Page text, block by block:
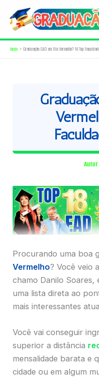
para
conteúdo
Início Graduação EAD em Rio Vermelho? 18 Top
Autor
Procurando uma boa
Vermelho? Você veio
chamo Danilo Soares,
uma lista direta ao
mais interessantes
Você vai conseguir
superior a distância
mensalidade barata e
cidade ou em algum